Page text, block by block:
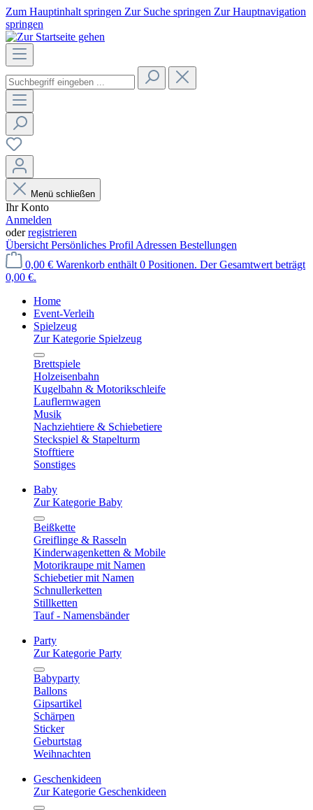
Zum Hauptinhalt springen Zur Suche springen Zur Hauptnavigation
springen
Menü schließen
Ihr Konto
Anmelden
oderregistrieren
Übersicht Persönliches Profil Adressen Bestellungen
0,00 € Warenkorb enthält 0 Positionen. Der Gesamtwert beträgt
0,00 €.
Home
Event-Verleih
Spielzeug
Zur Kategorie Spielzeug
Brettspiele
Holzeisenbahn
Kugelbahn & Motorikschleife
Lauflernwagen
Musik
Nachziehtiere & Schiebetiere
Steckspiel & Stapelturm
Stofftiere
Sonstiges
Baby
Zur Kategorie Baby
Beißkette
Greiflinge & Rasseln
Kinderwagenketten & Mobile
Motorikraupe mit Namen
Schiebetier mit Namen
Schnullerketten
Stillketten
Tauf - Namensbänder
Party
Zur Kategorie Party
Babyparty
Ballons
Gipsartikel
Schärpen
Sticker
Geburtstag
Weihnachten
Geschenkideen
Zur Kategorie Geschenkideen